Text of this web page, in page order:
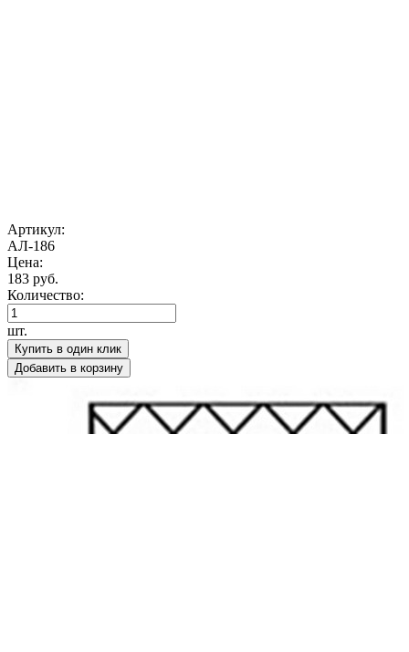
Артикул:
АЛ-186
Цена:
183 руб.
Количество:
шт.
Купить в один клик
Добавить в корзину